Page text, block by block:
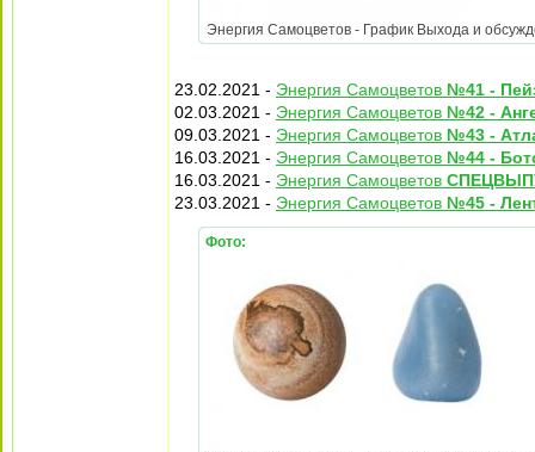
Энергия Самоцветов - График Выхода и
23.02.2021 - Энергия Самоцветов №41 -
02.03.2021 - Энергия Самоцветов №42 -
09.03.2021 - Энергия Самоцветов №43 -
16.03.2021 - Энергия Самоцветов №44 -
16.03.2021 - Энергия Самоцветов
23.03.2021 - Энергия Самоцветов №45 -
Фото: